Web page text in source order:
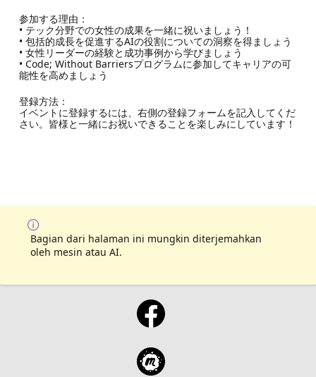
参加する理由：
• テック分野での女性の成果を一緒に祝いましょう！
• 包括的成長を促進するAIの役割についての洞察を得ましょう
• 女性リーダーの経験と成功事例から学びましょう
• Code; Without Barriersプログラムに参加してキャリアの可
能性を高めましょう
登録方法：
イベントに登録するには、右側の登録フォームを記入してくだ
さい。皆様と一緒にお祝いできることを楽しみにしています！
Bagian dari halaman ini mungkin diterjemahkan
oleh mesin atau AI.